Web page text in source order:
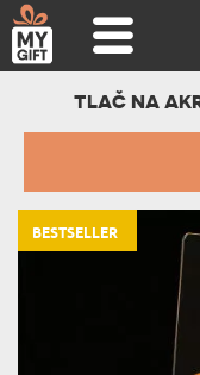
TLAČ NA
BESTSELLER